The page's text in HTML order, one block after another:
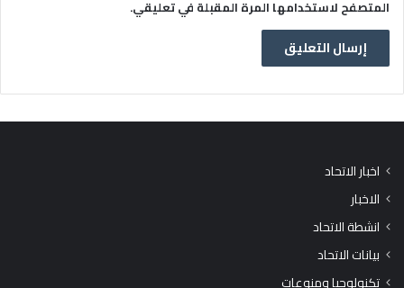
المتصفح لاستخدامها المرة المقبلة في تعليقي.
اخبار الاتحاد
الاخبار
انشطة الاتحاد
بيانات الاتحاد
تكنولوجيا ومنوعات